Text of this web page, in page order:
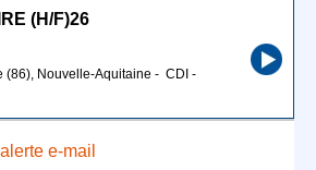
(H/F)26
(86), Nouvelle-Aquitaine - CDI -
e-mail